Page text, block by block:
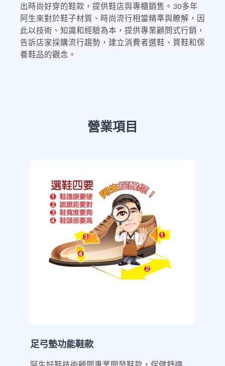
出時尚好穿的鞋款，提供鞋店與專櫃銷售。30多年
阿生來對於鞋子材質、時尚流行相當精準與瞭解，因
此以技術、知識和經驗為本，提供專業顧問式行銷，
告訴店家採購流行趨勢，建立消費者選鞋、買鞋和保
養鞋品的觀念。
營業項目
足弓墊功能鞋款